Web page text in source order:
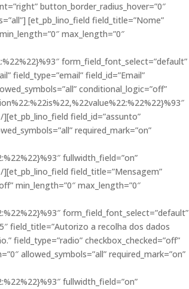
button_border_radius_hover=”0″
[et_pb_lino_field field_title=”Nome”
max_length=”0″
form_field_font_select=”default”
field_type=”email” field_id=”Email”
conditional_logic=”off”
field_id=”assunto”
required_mark=”on”
fullwidth_field=”on”
field_title=”Mensagem”
min_length=”0″ max_length=”0″
form_field_font_select=”default”
field_title=”Autorizo a recolha dos dados
field_type=”radio” checkbox_checked=”off”
allowed_symbols=”all” required_mark=”on”
fullwidth_field=”on”